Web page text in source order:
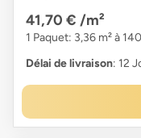
41,70 € /m²
1 Paquet: 3,36 m² à
Délai de livraison: 12